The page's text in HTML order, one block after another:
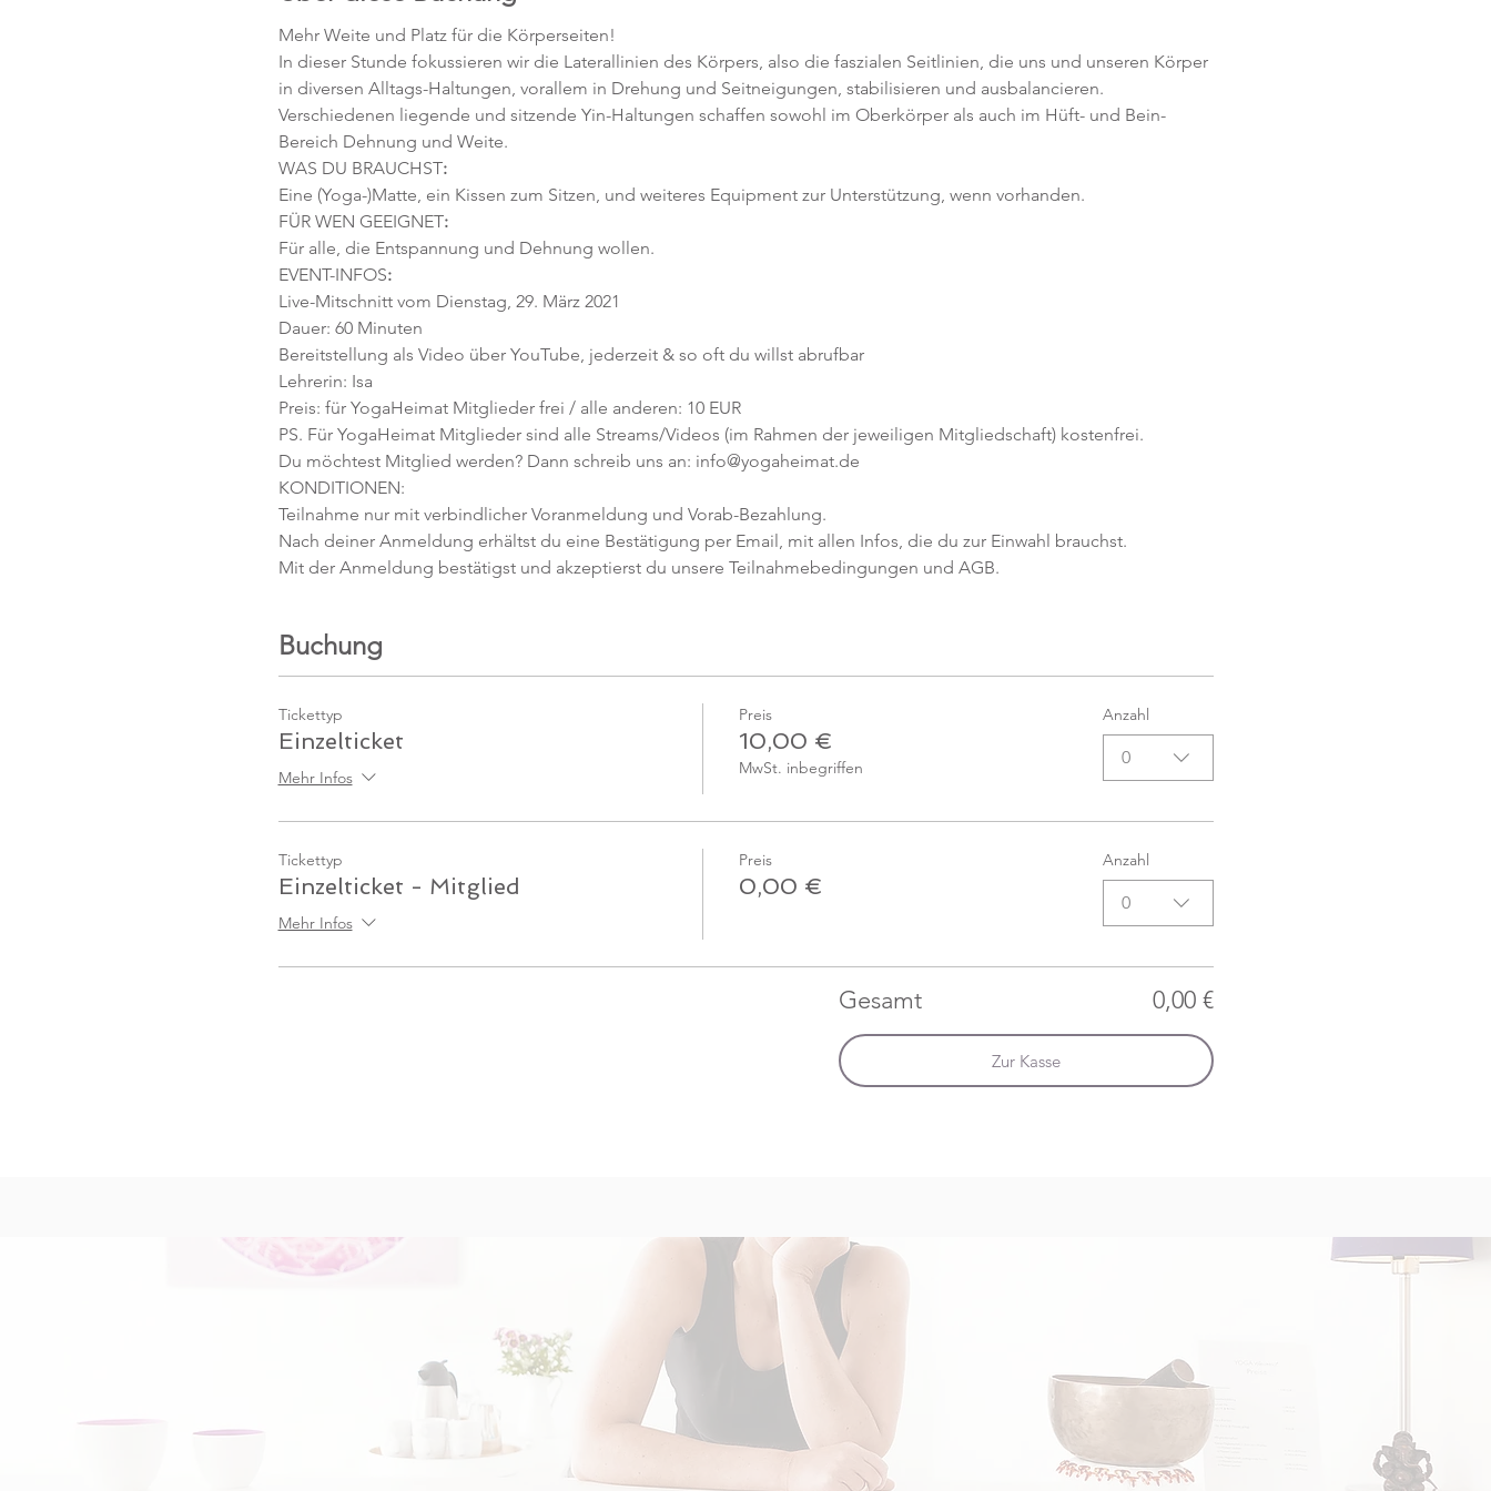
Mehr Weite und Platz für die Körperseiten!
In dieser Stunde fokussieren wir die Laterallinien des Körpers, also die faszialen Seitlinien, die uns und unseren Körper
in diversen Alltags-Haltungen, vorallem in Drehung und Seitneigungen, stabilisieren und ausbalancieren.
Verschiedenen liegende und sitzende Yin-Haltungen schaffen sowohl im Oberkörper als auch im Hüft- und Bein-
Bereich Dehnung und Weite.
WAS DU BRAUCHST:
Eine (Yoga-)Matte, ein Kissen zum Sitzen, und weiteres Equipment zur Unterstützung, wenn vorhanden.
FÜR WEN GEEIGNET:
Für alle, die Entspannung und Dehnung wollen.
EVENT-INFOS:
Live-Mitschnitt vom Dienstag, 29. März 2021
Dauer: 60 Minuten
Bereitstellung als Video über YouTube, jederzeit & so oft du willst abrufbar
Lehrerin: Isa
Preis: für YogaHeimat Mitglieder frei / alle anderen: 10 EUR
PS. Für YogaHeimat Mitglieder sind alle Streams/Videos (im Rahmen der jeweiligen Mitgliedschaft) kostenfrei.
Du möchtest Mitglied werden? Dann schreib uns an: info@yogaheimat.de
KONDITIONEN:
Teilnahme nur mit verbindlicher Voranmeldung und Vorab-Bezahlung.
Nach deiner Anmeldung erhältst du eine Bestätigung per Email, mit allen Infos, die du zur Einwahl brauchst.
Mit der Anmeldung bestätigst und akzeptierst du unsere Teilnahmebedingungen und AGB.
Buchung
Tickettyp
Einzelticket
Mehr Infos
Preis
10,00 €
MwSt. inbegriffen
Anzahl
0
Tickettyp
Einzelticket - Mitglied
Mehr Infos
Preis
0,00 €
Anzahl
0
Gesamt 0,00 €
Zur Kasse